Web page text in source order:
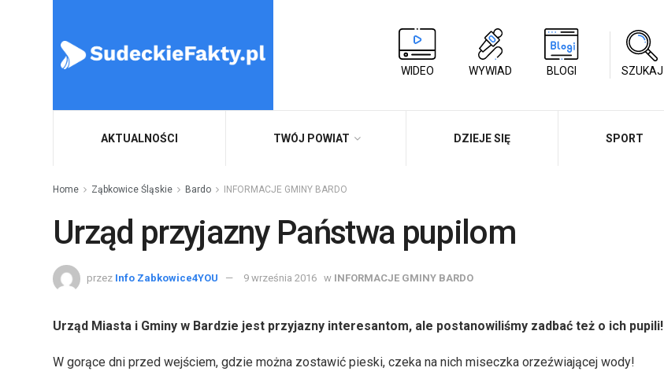
WIDEO WYWIAD BLOGI SZUKAJ
AKTUALNOŚCI TWÓJ POWIAT DZIEJE SIĘ SPORT
Home Ząbkowice Śląskie Bardo INFORMACJE GMINY BARDO
Urząd przyjazny Państwa pupilom
przez Info Zabkowice4YOU 9 września 2016 w INFORMACJE GMINY BARDO
Urząd Miasta i Gminy w Bardzie jest przyjazny interesantom, ale postanowiliśmy zadbać też o ich pupili!
W gorące dni przed wejściem, gdzie można zostawić pieski, czeka na nich miseczka orzeźwiającej wody!